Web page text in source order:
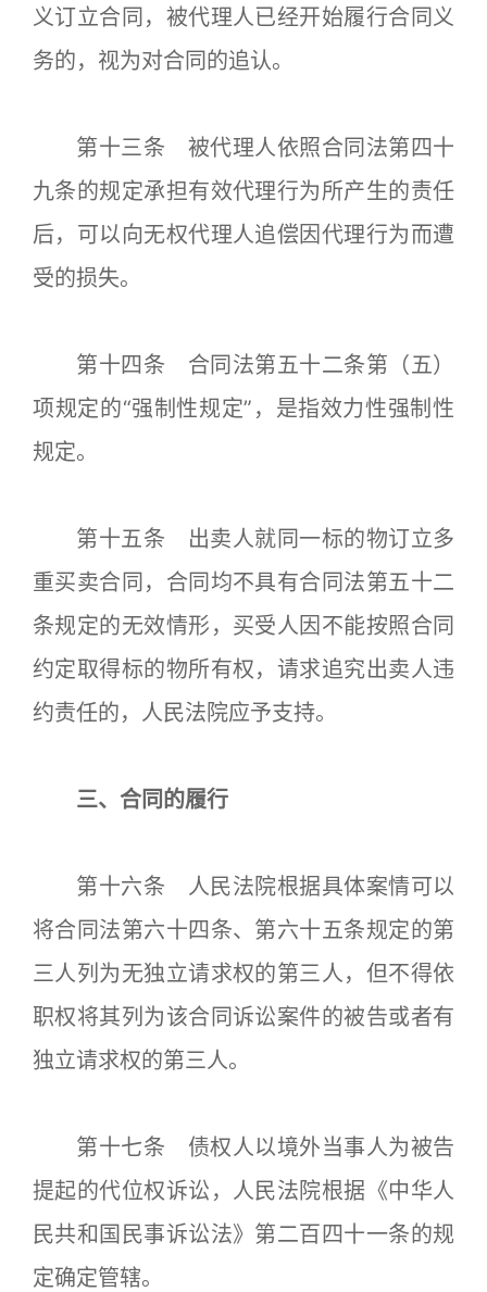
义订立合同，被代理人已经开始履行合同义
务的，视为对合同的追认。
第十三条 被代理人依照合同法第四十
九条的规定承担有效代理行为所产生的责任
后，可以向无权代理人追偿因代理行为而遭
受的损失。
第十四条 合同法第五十二条第（五）
项规定的“强制性规定”，是指效力性强制性
规定。
第十五条 出卖人就同一标的物订立多
重买卖合同，合同均不具有合同法第五十二
条规定的无效情形，买受人因不能按照合同
约定取得标的物所有权，请求追究出卖人违
约责任的，人民法院应予支持。
三、合同的履行
第十六条 人民法院根据具体案情可以
将合同法第六十四条、第六十五条规定的第
三人列为无独立请求权的第三人，但不得依
职权将其列为该合同诉讼案件的被告或者有
独立请求权的第三人。
第十七条 债权人以境外当事人为被告
提起的代位权诉讼，人民法院根据《中华人
民共和国民事诉讼法》第二百四十一条的规
定确定管辖。